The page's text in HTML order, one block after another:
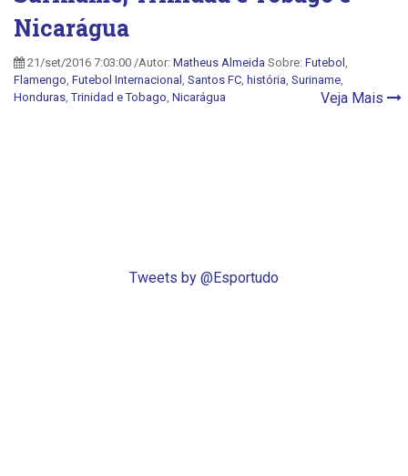
Nicarágua
21/set/2016 7:03:00 /Autor: Matheus Almeida Sobre: Futebol
Flamengo Futebol Internacional Santos FC história Suriname
Honduras ,Trinidad e Tobago Nicarágua Veja Mais
Tweets by @Esportudo